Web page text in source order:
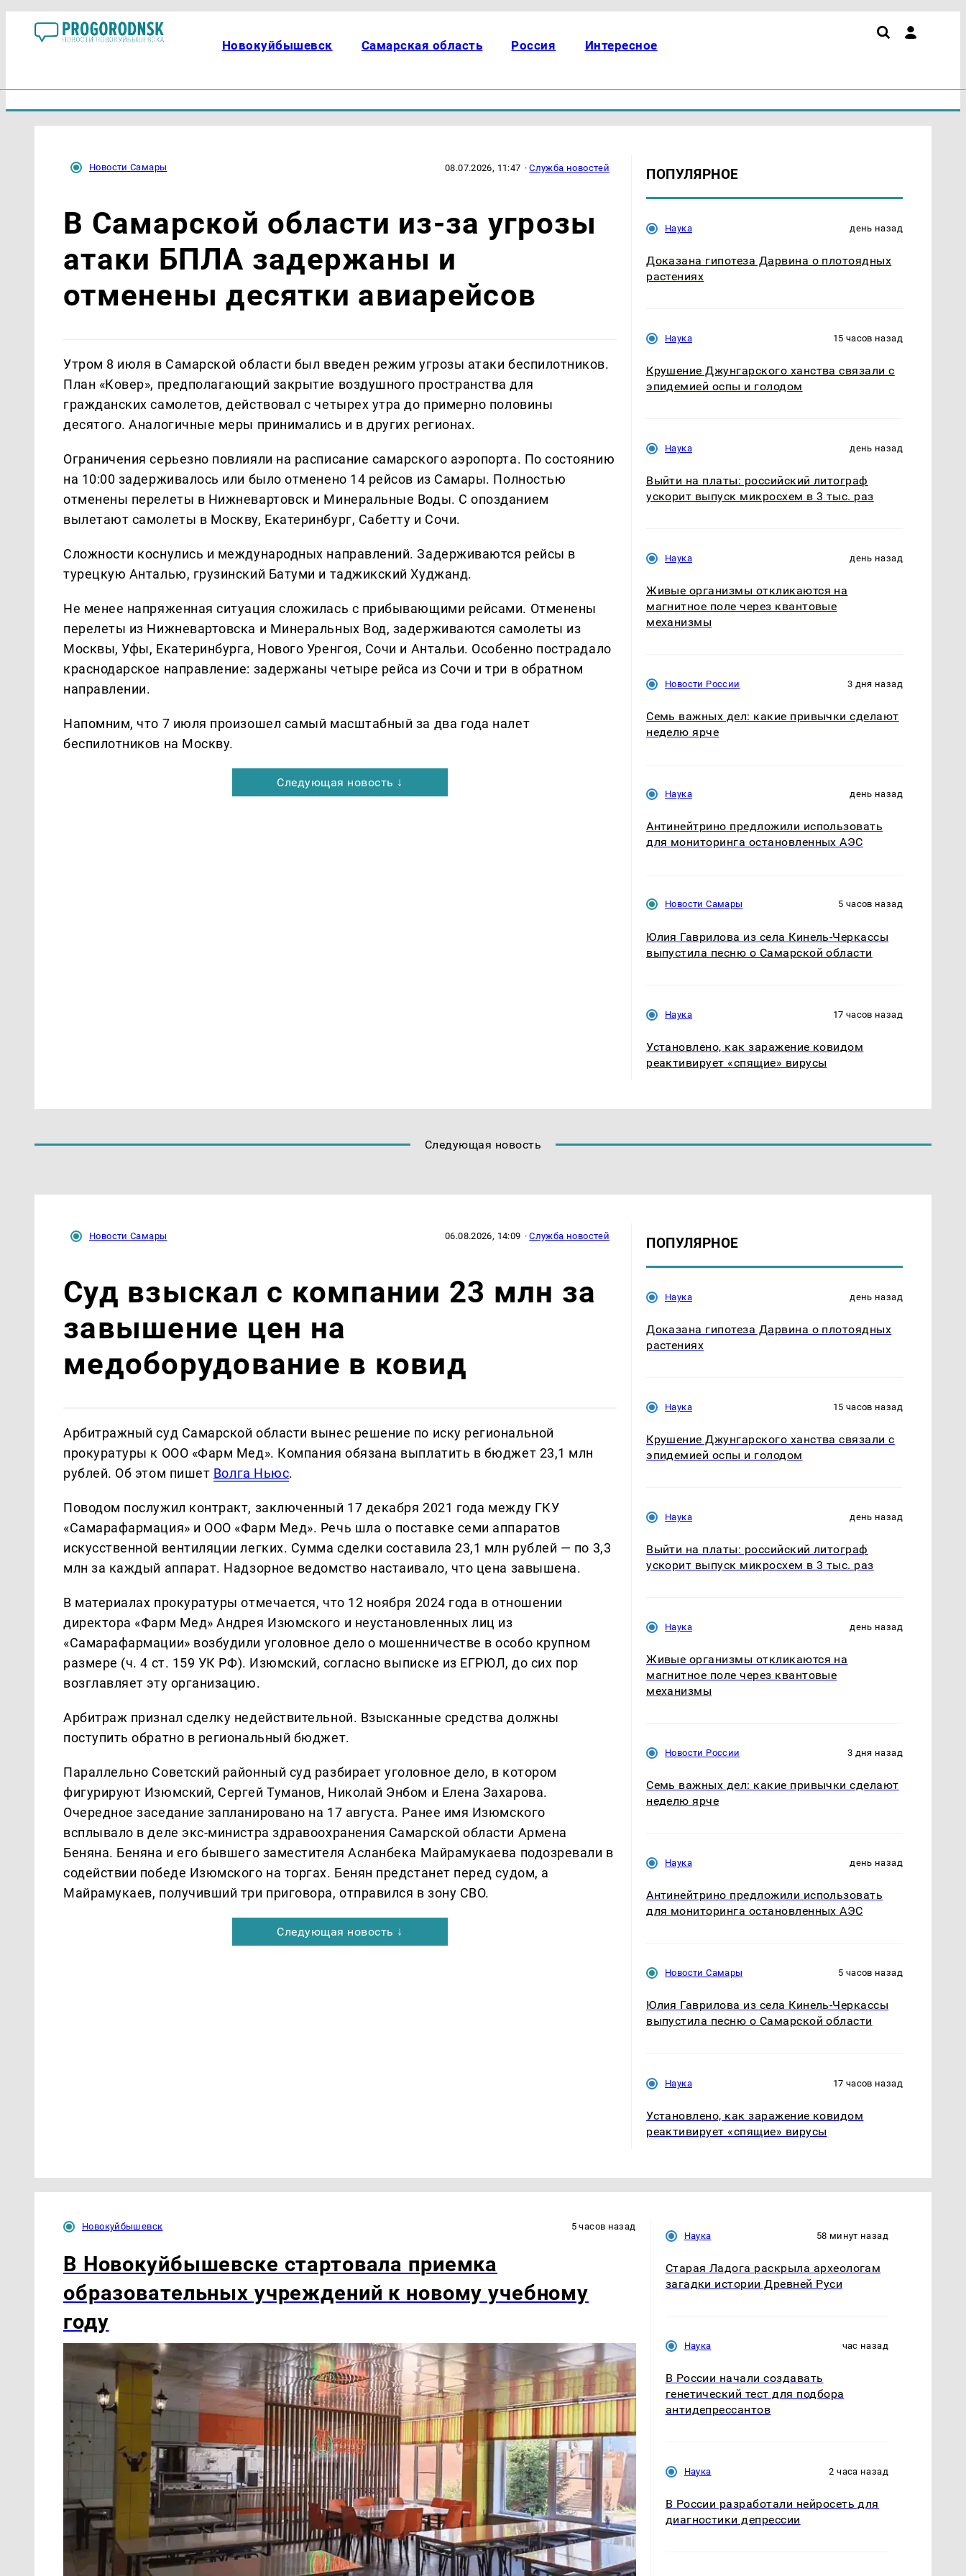
Новокуйбышевск Самарская область Россия Интересное
Новости Самары 08.07.2026, 11:47 ·Служба новостей
В Самарской области из-за угрозы
атаки БПЛА задержаны и
отменены десятки авиарейсов
Утром 8 июля в Самарской области был введен режим угрозы атаки беспилотников.
План «Ковер», предполагающий закрытие воздушного пространства для
гражданских самолетов, действовал с четырех утра до примерно половины
десятого. Аналогичные меры принимались и в других регионах.
Ограничения серьезно повлияли на расписание самарского аэропорта. По состоянию
на 10:00 задерживалось или было отменено 14 рейсов из Самары. Полностью
отменены перелеты в Нижневартовск и Минеральные Воды. С опозданием
вылетают самолеты в Москву, Екатеринбург, Сабетту и Сочи.
Сложности коснулись и международных направлений. Задерживаются рейсы в
турецкую Анталью, грузинский Батуми и таджикский Худжанд.
Не менее напряженная ситуация сложилась с прибывающими рейсами. Отменены
перелеты из Нижневартовска и Минеральных Вод, задерживаются самолеты из
Москвы, Уфы, Екатеринбурга, Нового Уренгоя, Сочи и Антальи. Особенно пострадало
краснодарское направление: задержаны четыре рейса из Сочи и три в обратном
направлении.
Напомним, что 7 июля произошел самый масштабный за два года налет
беспилотников на Москву.
Следующая новость ↓
ПОПУЛЯРНОЕ
Наука день назад
Доказана гипотеза Дарвина о плотоядных
растениях
Наука 15 часов назад
Крушение Джунгарского ханства связали с
эпидемией оспы и голодом
Наука день назад
Выйти на платы: российский литограф
ускорит выпуск микросхем в 3 тыс. раз
Наука день назад
Живые организмы откликаются на
магнитное поле через квантовые
механизмы
Новости России 3 дня назад
Семь важных дел: какие привычки сделают
неделю ярче
Наука день назад
Антинейтрино предложили использовать
для мониторинга остановленных АЭС
Новости Самары 5 часов назад
Юлия Гаврилова из села Кинель-Черкассы
выпустила песню о Самарской области
Наука 17 часов назад
Установлено, как заражение ковидом
реактивирует «спящие» вирусы
Следующая новость
Новости Самары 06.08.2026, 14:09 ·Служба новостей
Суд взыскал с компании 23 млн за
завышение цен на
медоборудование в ковид
Арбитражный суд Самарской области вынес решение по иску региональной
прокуратуры к ООО «Фарм Мед». Компания обязана выплатить в бюджет 23,1 млн
рублей. Об этом пишет Волга Ньюс.
Поводом послужил контракт, заключенный 17 декабря 2021 года между ГКУ
«Самарафармация» и ООО «Фарм Мед». Речь шла о поставке семи аппаратов
искусственной вентиляции легких. Сумма сделки составила 23,1 млн рублей — по 3,3
млн за каждый аппарат. Надзорное ведомство настаивало, что цена завышена.
В материалах прокуратуры отмечается, что 12 ноября 2024 года в отношении
директора «Фарм Мед» Андрея Изюмского и неустановленных лиц из
«Самарафармации» возбудили уголовное дело о мошенничестве в особо крупном
размере (ч. 4 ст. 159 УК РФ). Изюмский, согласно выписке из ЕГРЮЛ, до сих пор
возглавляет эту организацию.
Арбитраж признал сделку недействительной. Взысканные средства должны
поступить обратно в региональный бюджет.
Параллельно Советский районный суд разбирает уголовное дело, в котором
фигурируют Изюмский, Сергей Туманов, Николай Энбом и Елена Захарова.
Очередное заседание запланировано на 17 августа. Ранее имя Изюмского
всплывало в деле экс-министра здравоохранения Самарской области Армена
Беняна. Беняна и его бывшего заместителя Асланбека Майрамукаева подозревали в
содействии победе Изюмского на торгах. Бенян предстанет перед судом, а
Майрамукаев, получивший три приговора, отправился в зону СВО.
Следующая новость ↓
ПОПУЛЯРНОЕ
Наука день назад
Доказана гипотеза Дарвина о плотоядных
растениях
Наука 15 часов назад
Крушение Джунгарского ханства связали с
эпидемией оспы и голодом
Наука день назад
Выйти на платы: российский литограф
ускорит выпуск микросхем в 3 тыс. раз
Наука день назад
Живые организмы откликаются на
магнитное поле через квантовые
механизмы
Новости России 3 дня назад
Семь важных дел: какие привычки сделают
неделю ярче
Наука день назад
Антинейтрино предложили использовать
для мониторинга остановленных АЭС
Новости Самары 5 часов назад
Юлия Гаврилова из села Кинель-Черкассы
выпустила песню о Самарской области
Наука 17 часов назад
Установлено, как заражение ковидом
реактивирует «спящие» вирусы
Новокуйбышевск 5 часов назад
В Новокуйбышевске стартовала приемка
образовательных учреждений к новому учебному
году
Наука 58 минут назад
Старая Ладога раскрыла археологам
загадки истории Древней Руси
Наука час назад
В России начали создавать
генетический тест для подбора
антидепрессантов
Наука 2 часа назад
В России разработали нейросеть для
диагностики депрессии